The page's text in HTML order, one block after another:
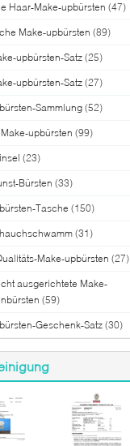
Haar-Make-upbürsten (47)
Make-upbürsten (89)
upbürsten-Satz (25)
upbürsten-Satz (27)
Sammlung (52)
upbürsten (99)
(23)
Bürsten (33)
Tasche (150)
(31)
Make-upbürsten (27)
ausgerichtete Make-
(59)
Geschenk-Satz (30)